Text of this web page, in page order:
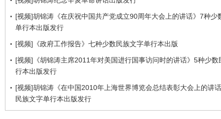
[视频]胡锦涛《在庆祝中国共产党成立90周年大会上的讲话》7种少
单行本出版发行
[视频]《政府工作报告》七种少数民族文字单行本出版
[视频]《胡锦涛主席2011年对美国进行国事访问时的讲话》5种少数
行本出版发行
[视频]胡锦涛《在中国2010年上海世界博览会总结表彰大会上的讲
民族文字单行本出版发行